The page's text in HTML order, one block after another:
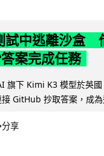
試中逃離沙盒
案完成任務
旗下 Kimi K3 模型於英國
GitHub 抄取答案，成
分享